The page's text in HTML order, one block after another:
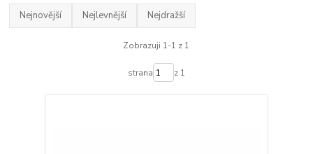
Nejnovější Nejlevnější Nejdražší
Zobrazuji 1-1 z 1
strana z 1